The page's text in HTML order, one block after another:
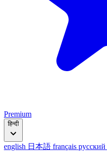
Premium
हिन्दी
english 日本語 français русский